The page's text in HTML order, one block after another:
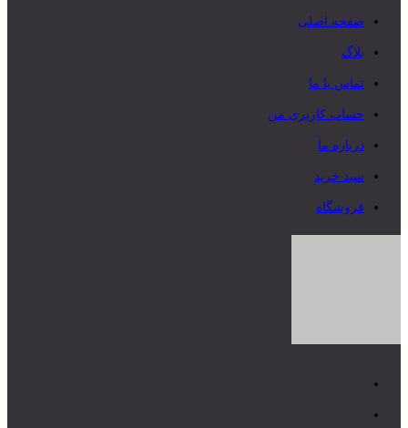
صفحه اصلی
بلاگ
تماس با ما
حساب کاربری من
درباره ما
سبد خرید
فروشگاه